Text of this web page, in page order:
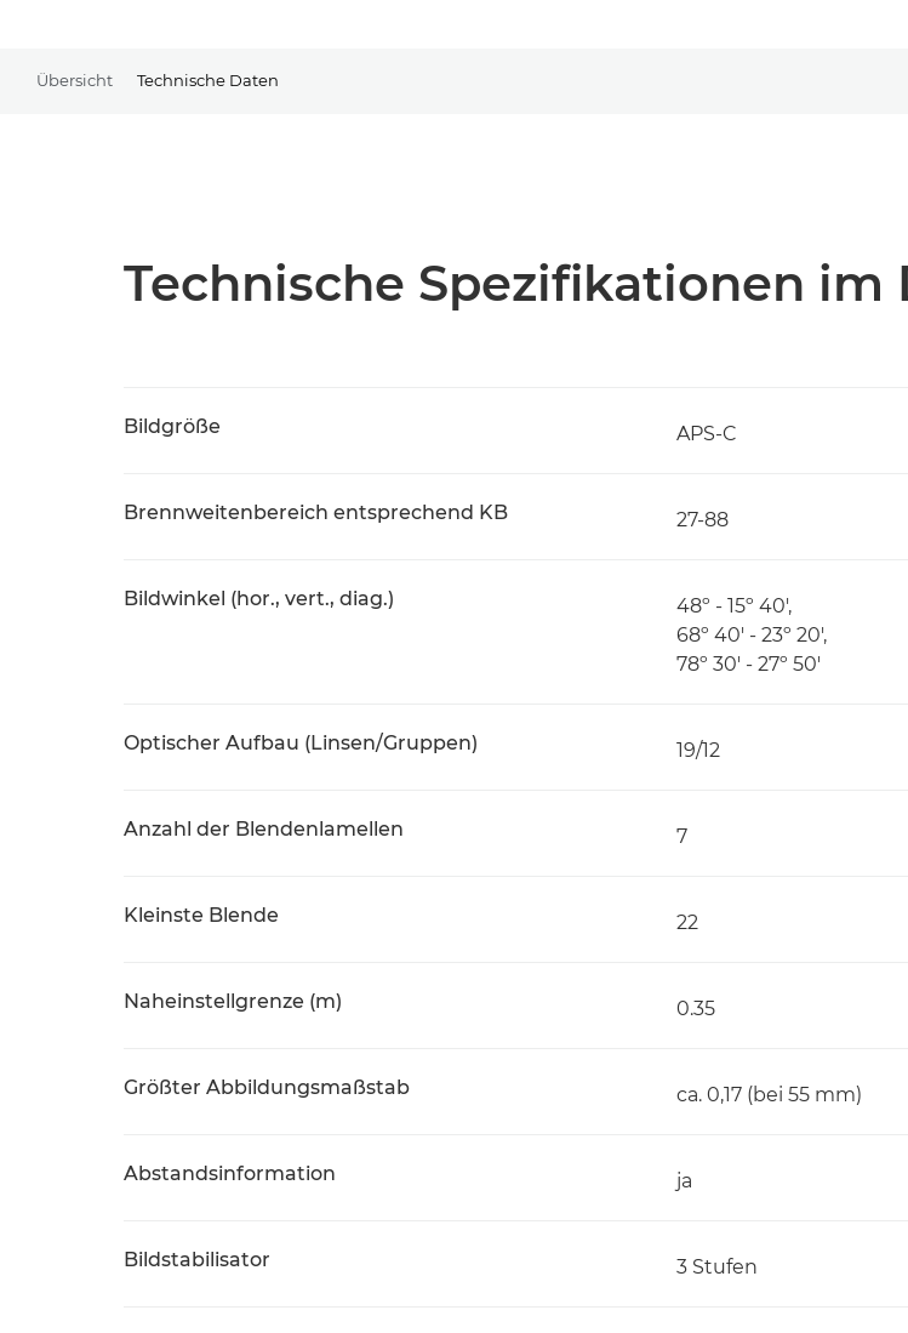
Übersicht Technische Daten
Technische Spezifikationen im
Bildgröße APS-C
Brennweitenbereich entsprechend KB 27-88
Bildwinkel (hor., vert., diag.)
48º - 15º 40',
68º 40' - 23º 20',
78º 30' - 27º 50'
Optischer Aufbau (Linsen/Gruppen) 19/12
Anzahl der Blendenlamellen 7
Kleinste Blende 22
Naheinstellgrenze (m) 0.35
Größter Abbildungsmaßstab ca. 0,17 (bei 55 mm)
Abstandsinformation ja
Bildstabilisator 3 Stufen